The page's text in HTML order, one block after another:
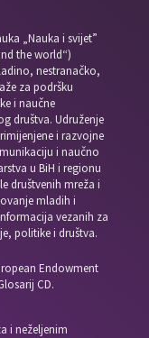
„Nauka i svijet”
the world“)
nestranačko,
za podršku
i naučne
društva. Udruženje
i razvojne
i naučno
u BiH i regionu
društvenih mreža i
mladih i
vezanih za
politike i društva.
Endowment
CD.
i neželjenim